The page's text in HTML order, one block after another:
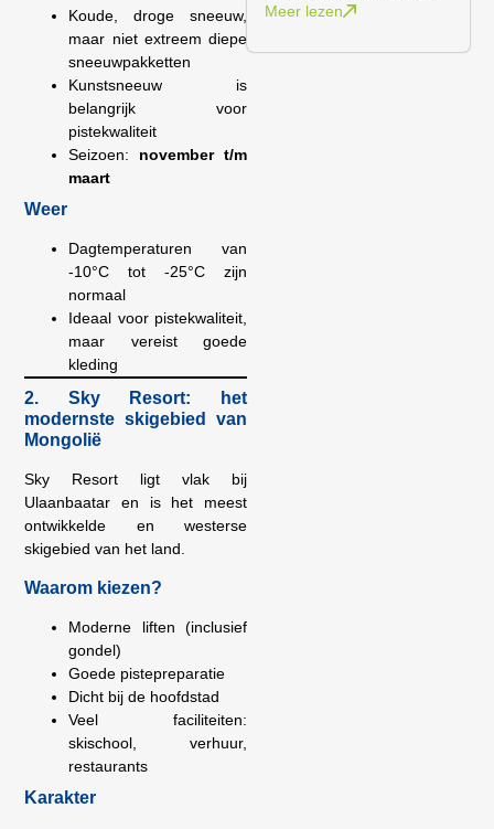
Koude, droge sneeuw,
maar niet extreem diepe
sneeuwpakketten
Kunstsneeuw is
belangrijk voor
pistekwaliteit
Seizoen: november t/m
maart
Weer
Dagtemperaturen van
-10°C tot -25°C zijn
normaal
Ideaal voor pistekwaliteit,
maar vereist goede
kleding
2. Sky Resort: het
modernste skigebied van
Mongolië
Sky Resort ligt vlak bij
Ulaanbaatar en is het meest
ontwikkelde en westerse
skigebied van het land.
Waarom kiezen?
Moderne liften (inclusief
gondel)
Goede pistepreparatie
Dicht bij de hoofdstad
Veel faciliteiten:
skischool, verhuur,
restaurants
Karakter
Meer lezen